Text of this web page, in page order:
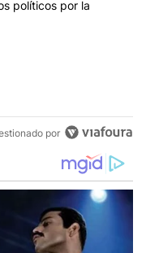
Cuerva cuestionó
políticos por la
7 comentarios.
por